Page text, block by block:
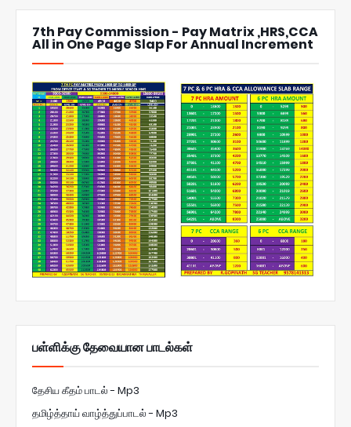
7th Pay Commission - Pay Matrix ,HRS,CCA
All in One Page Slap For Annual Increment
பள்ளிக்கு தேவையான பாடல்கள்
தேசிய கீதம் பாடல் - Mp3
தமிழ்த்தாய் வாழ்த்துப்பாடல் - Mp3